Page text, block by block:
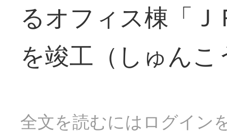
るオフィス棟「
を竣工（しゅん
全文を読むにはログイン